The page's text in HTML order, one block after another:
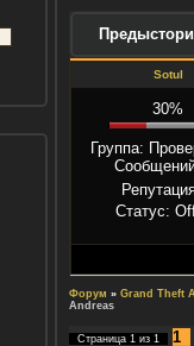
Sotul
30%
Группа:
Статус:
Форум » Grand Theft
Andreas
Страница 1из 1
1